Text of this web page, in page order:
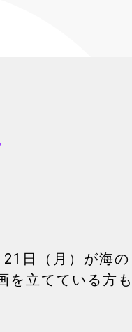
日（月）が海
立てている方